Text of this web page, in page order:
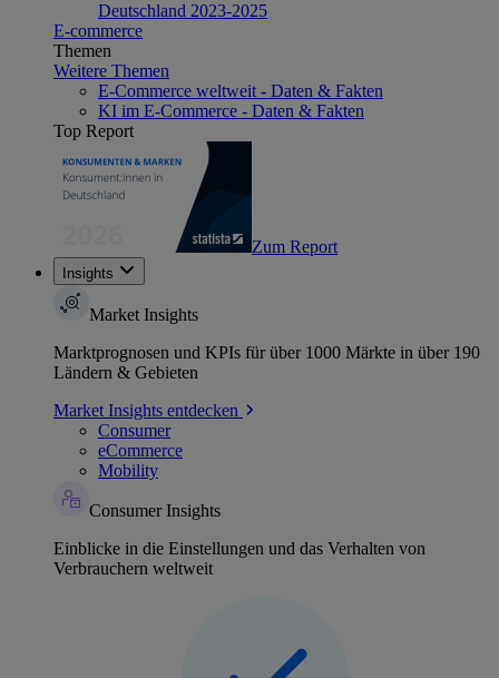
Deutschland 2023-2025
E-commerce
Themen
Weitere Themen
E-Commerce weltweit - Daten & Fakten
KI im E-Commerce - Daten & Fakten
Top Report
Zum Report
Insights
Market Insights
Marktprognosen und KPIs für über 1000 Märkte in über 190
Ländern & Gebieten
Market Insights entdecken
Consumer
eCommerce
Mobility
Consumer Insights
Einblicke in die Einstellungen und das Verhalten von
Verbrauchern weltweit